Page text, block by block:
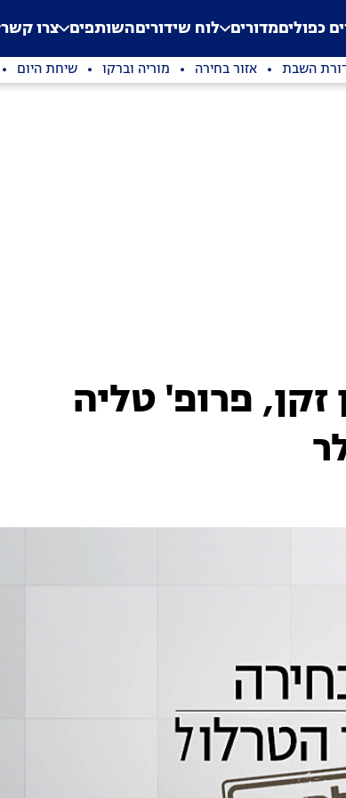
Application error: a
. כפוליםמדורים לוח שידוריםהשותפים צרו קשר
השבת אזור בחירה מוריה וברקו שיחת היום
פרופ' טליה